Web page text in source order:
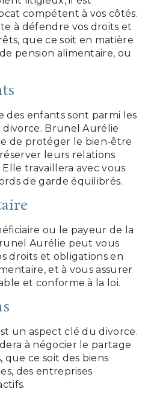
compétent à vos côtés.
à défendre vos droits et
que ce soit en matière
pension alimentaire, ou
des enfants sont parmi les
divorce. Brunel Aurélie
de protéger le bien-être
leurs relations
travaillera avec vous
de garde équilibrés.
ou le payeur de la
Aurélie peut vous
droits et obligations en
et à vous assurer
et conforme à la loi.
un aspect clé du divorce.
à négocier le partage
que ce soit des biens
des entreprises